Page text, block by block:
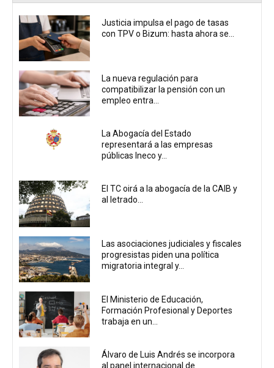
Justicia impulsa el pago de tasas
con TPV o Bizum: hasta ahora se...
La nueva regulación para
compatibilizar la pensión con un
empleo entra...
La Abogacía del Estado
representará a las empresas
públicas Ineco y...
El TC oirá a la abogacía de la CAIB y
al letrado...
Las asociaciones judiciales y fiscales
progresistas piden una política
migratoria integral y...
El Ministerio de Educación,
Formación Profesional y Deportes
trabaja en un...
Álvaro de Luis Andrés se incorpora
al panel internacional de